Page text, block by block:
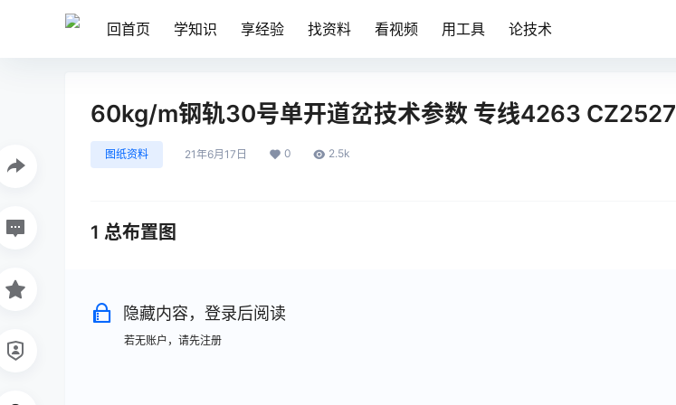
回首页 学知识 享经验 找资料 看视频 用工具 论技术
60kg/m钢轨30号单开道岔技术参数 专线4263 CZ2527
图纸资料 21年6月17日 0 2.5k
1 总布置图
隐藏内容，登录后阅读
若无账户，请先注册